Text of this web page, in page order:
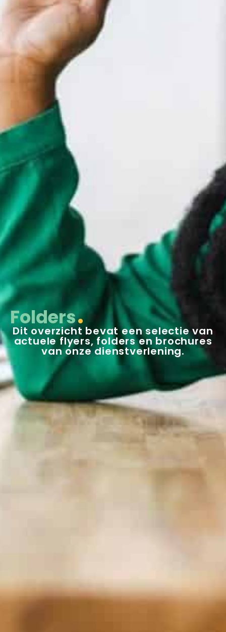
Folders
Dit overzicht bevat een selectie van
actuele flyers, folders en brochures
van onze dienstverlening.